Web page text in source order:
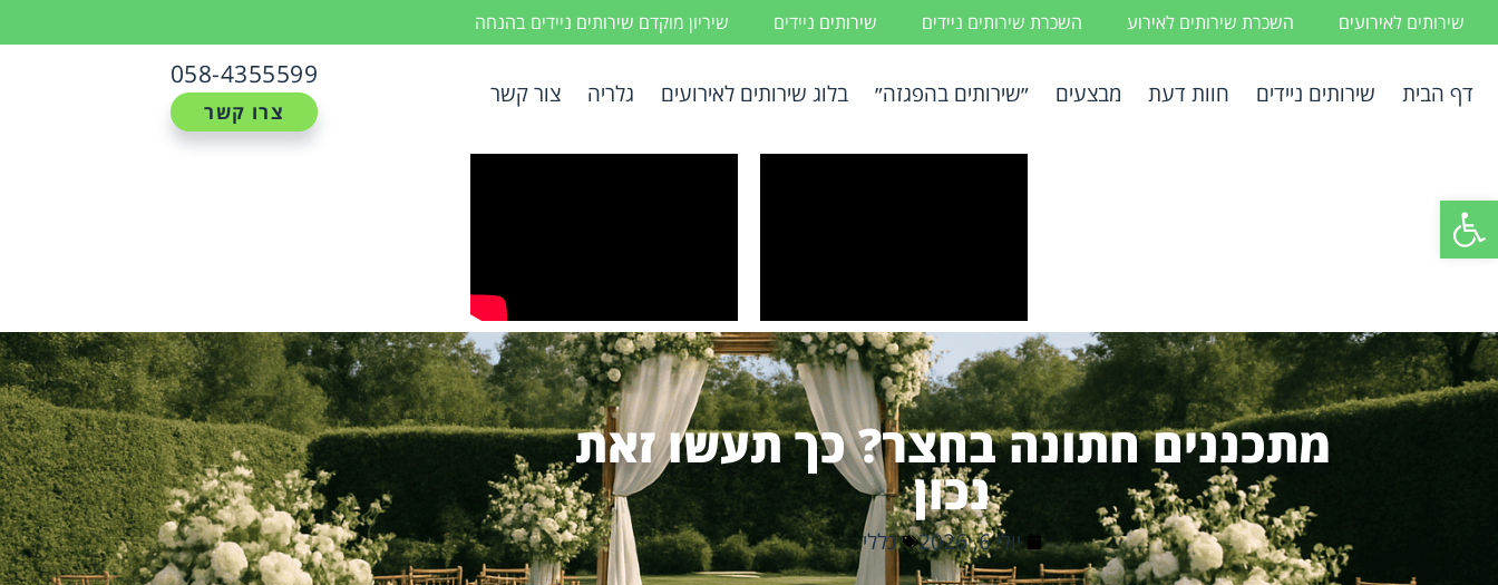
פתח סרגל נגישות
שירותים לאירועים השכרת שירותים לאירוע השכרת שירותים ניידים שירותים ניידים שיריון מוקדם שירותים ניידים בהנחה
דף הבית שירותים ניידים חוות דעת מבצעים ״שירותים בהפגזה״ בלוג שירותים לאירועים גלריה צור קשר
058-4355599
צרו קשר
מתכננים חתונה בחצר? כך תעשו זאת
נכון
יולי 6, 2026 כללי